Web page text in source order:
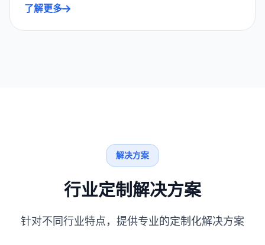
了解更多
解决方案
行业定制解决方案
针对不同行业特点，提供专业的定制化解决方案